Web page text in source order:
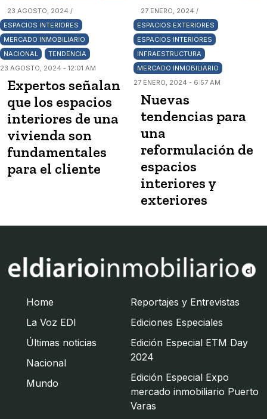
23 AGOSTO, 2024 /
ESPACIOS INTERIORES
MERCADO INMOBILIARIO
NACIONAL
TENDENCIA
23 AGOSTO, 2024 - 12:01 AM
Expertos señalan
que los espacios
interiores de una
vivienda son
fundamentales
para el cliente
27 ENERO, 2024 /
ESPACIOS EXTERIORES
ESPACIOS INTERIORES
INFRAESTRUCTURA
MERCADO INMOBILIARIO
27 ENERO, 2024 - 6:57 AM
Nuevas
tendencias para
una
reformulación de
espacios
interiores y
exteriores
Home
La Voz EDI
Últimas noticias
Nacional
Mundo
Reportajes y Entrevistas
Ediciones Especiales
Edición Especial ETM Day
2024
Edición Especial Expo
mercado inmobiliario Puerto
Varas